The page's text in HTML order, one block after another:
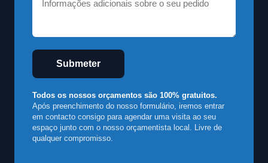
Submeter
Todos os nossos orçamentos são 100% gratuitos.
Após preenchimento do nosso formulário, iremos entrar
em contacto consigo para agendar uma visita ao seu
espaço junto com o nosso orçamentista local. Livre de
qualquer compromisso.